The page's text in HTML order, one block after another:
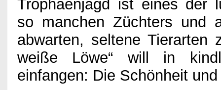
Trophäenjagd ist eines der
so manchen Züchters und
abwarten, seltene Tierarten
weiße Löwe“ will in
einfangen: Die Schönheit